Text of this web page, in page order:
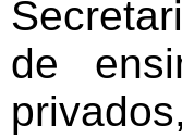
de